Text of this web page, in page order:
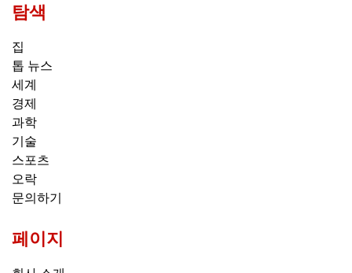
탐색
집
톱 뉴스
세계
경제
과학
기술
스포츠
오락
문의하기
페이지